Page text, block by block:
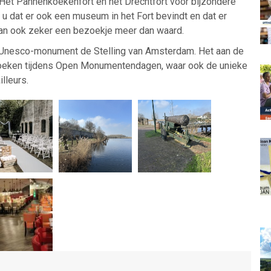
dat er ook een museum in het Fort bevindt en dat er
ook zeker een bezoekje meer dan waard.
monument de Stelling van Amsterdam. Het aan de
tijdens Open Monumentendagen, waar ook de unieke